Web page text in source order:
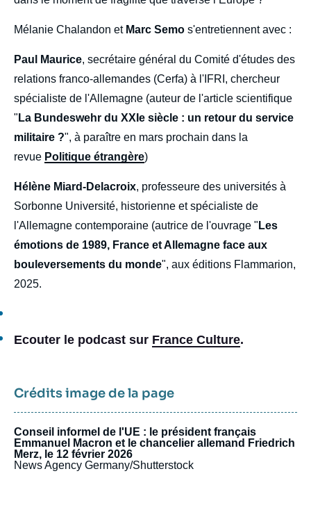
Mélanie Chalandon et Marc Semo s'entretiennent avec :
Paul Maurice, secrétaire général du Comité d'études des
relations franco-allemandes (Cerfa) à l'IFRI, chercheur
spécialiste de l'Allemagne (auteur de l'article scientifique
" La Bundeswehr du XXIe siècle : un retour du service
militaire ?", à paraître en mars prochain dans la
revue Politique étrangère)
Hélène Miard-Delacroix, professeure des universités à
Sorbonne Université, historienne et spécialiste de
l'Allemagne contemporaine (autrice de l'ouvrage " Les
émotions de 1989, France et Allemagne face aux
bouleversements du monde", aux éditions Flammarion,
2025.
Ecouter le podcast sur France Culture.
Crédits image de la page
Conseil informel de l'UE : le président français
Emmanuel Macron et le chancelier allemand Friedrich
Merz, le 12 février 2026
News Agency Germany/Shutterstock